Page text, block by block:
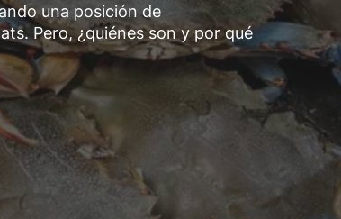
una posición de
Pero, ¿quiénes son y por qué